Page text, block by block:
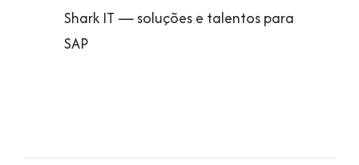
Shark IT — soluções e talentos para
SAP